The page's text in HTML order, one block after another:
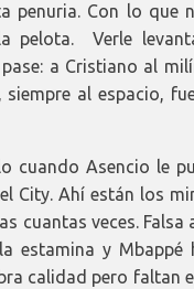
penuria. Con lo que
pelota. Verle
a Cristiano al
al espacio,
cuando Asencio le
City. Ahí están los
cuantas veces.
estamina y
calidad pero faltan